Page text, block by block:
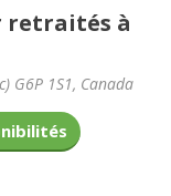
retraités à
) G6P 1S1, Canada